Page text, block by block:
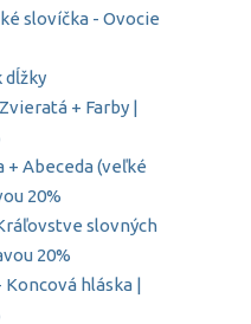
slovíčka - Ovocie
dĺžky
+ Farby |
+ Abeceda (veľké
20%
slovných
20%
Koncová hláska |